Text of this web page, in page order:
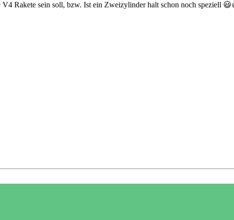
Rakete sein soll, bzw. Ist ein Zweizylinder halt schon noch speziell 😃